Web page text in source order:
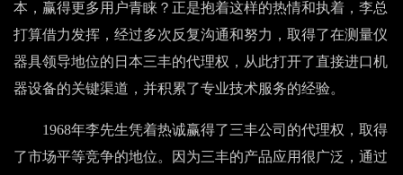
本，赢得更多用户青睐？正是抱着这样的热情和执着，李总
打算借力发挥，经过多次反复沟通和努力，取得了在测量仪
器具领导地位的日本三丰的代理权，从此打开了直接进口机
器设备的关键渠道，并积累了专业技术服务的经验。
1968年李先生凭着热诚赢得了三丰公司的代理权，取得
了市场平等竞争的地位。因为三丰的产品应用很广泛，通过